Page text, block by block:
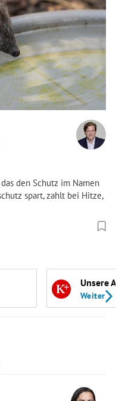
den Schutz im Namen
spart, zahlt bei Hitze,
Unsere
Weiter